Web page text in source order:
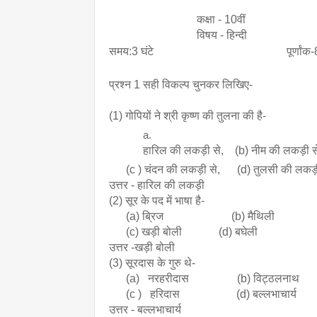
कक्षा - 10वीं
विषय - हिन्दी
समय:3 घंटे पूर्णांक-
प्रश्न 1 सही विकल्प चुनकर लिखिए-
(1) गोपियों ने श्री कृष्ण की तुलना की है-
हारिल की लकड़ी से,    (b) नीम की लकड़ी
(c ) चंदन की लकड़ी से,      (d) तुलसी की
उत्तर - हारिल की लकड़ी
(2) सूर के पद में भाषा है-
(a) ब्रिज                        (b) मैथिली
(c) खड़ी बोली             (d) बघेली
उत्तर -खड़ी बोली
(3) सूरदास के गुरु थे-
(a)   नरहरीदास                 (b) विट्ठलनाथ
(c )   हरिदास                    (d) बल्लभाचार्य
उत्तर - बल्लभाचार्य